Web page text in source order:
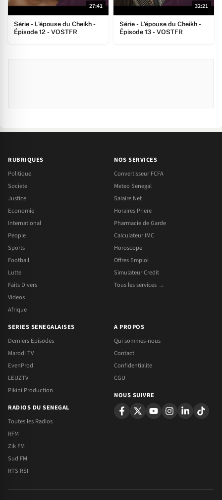
27:41
Série - L'épouse du Cheikh -
Épisode 12 - VOSTFR
32:21
Série - L'épouse du Cheikh -
Épisode 13 - VOSTFR
RUBRIQUES
Politique
Societe
Justice
Economie
International
People
Sports
Football
Lutte
Faits Divers
Videos
Afrique
NOS SERVICES
Convertisseur FCFA
Meteo Senegal
Salaire Net
Horaires Priere
Pharmacie de Garde
Calculateur IMC
Horoscope
Offres Emploi
Simulateur Credit
Tous les services →
SERIES SENEGALAISES
Derniers Episodes
Marodi TV
EvenProd
LEUZTV
Pikini Production
RADIOS DU SENEGAL
Toutes les Radios
RFM
Zik FM
Sud FM
RTS RSI
A PROPOS
Qui sommes-nous
Contact
Confidentialite
CGU
NOUS SUIVRE